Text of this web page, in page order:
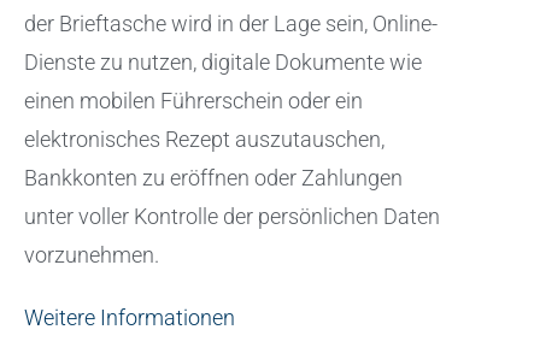
der Brieftasche wird in der Lage sein, Online-
Dienste zu nutzen, digitale Dokumente wie
einen mobilen Führerschein oder ein
elektronisches Rezept auszutauschen,
Bankkonten zu eröffnen oder Zahlungen
unter voller Kontrolle der persönlichen Daten
vorzunehmen.
Weitere Informationen